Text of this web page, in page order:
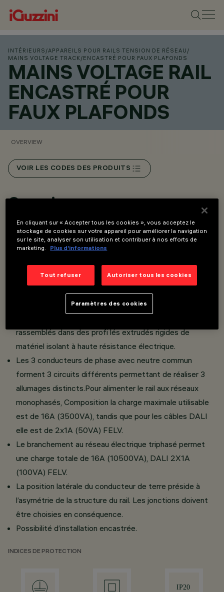
INTÉRIEURS /APPAREILS POUR RAILS TENSION DE RÉSEAU /
MAINS VOLTAGE TRACK/ENCASTRÉ POUR FAUX PLAFONDS
MAINS VOLTAGE RAIL
ENCASTRÉ POUR
FAUX PLAFONDS
OVERVIEW
VOIR LES CODES DES PRODUITS
Overview
Réalisé en aluminium extrudé.
Disponible en différentes longueurs :
Deux rebords latéraux servent de surface d’appui sur les
6 conducteurs sont logés dans le rail. 4 pour câblages
rassemblés dans des profi lés extrudés rigides de
matériel isolant à haute résistance électrique.
Les 3 conducteurs de phase avec neutre commun
forment 3 circuits différents permettant de réaliser 3
allumages distincts.Pour alimenter le rail aux réseaux
monophasés, Composition la charge maximale utilisable
est de 16A (3500VA), tandis que pour les câbles DALI
elle est de 2x1A (50VA) FELV.
Le branchement au réseau électrique triphasé permet
une charge totale de 16A (10500VA), DALI 2X1A
(100VA) FELV.
La position latérale du conducteur de terre préside à
l’asymétrie de la structure du rail. Les jonctions doivent
être choisies en conséquence.
Possibilité d’installation encastrée.
INDICES DE PROTECTION
En cliquant sur « Accepter tous les cookies », vous acceptez le
stockage de cookies sur votre appareil pour améliorer la navigation
sur le site, analyser son utilisation et contribuer à nos efforts de
marketing.
Plus d’informations
Tout refuser Autoriser tous les cookies
Paramètres des cookies